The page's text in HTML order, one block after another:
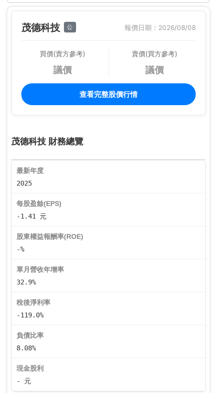
茂德科技 公 報價日期：2026/08/08
買價(賣方參考)
議價
賣價(買方參考)
議價
查看完整股價行情
茂德科技 財務總覽
最新年度
2025
每股盈餘(EPS)
-1.41 元
股東權益報酬率(ROE)
-%
單月營收年增率
32.9%
稅後淨利率
-119.0%
負債比率
8.08%
現金股利
- 元